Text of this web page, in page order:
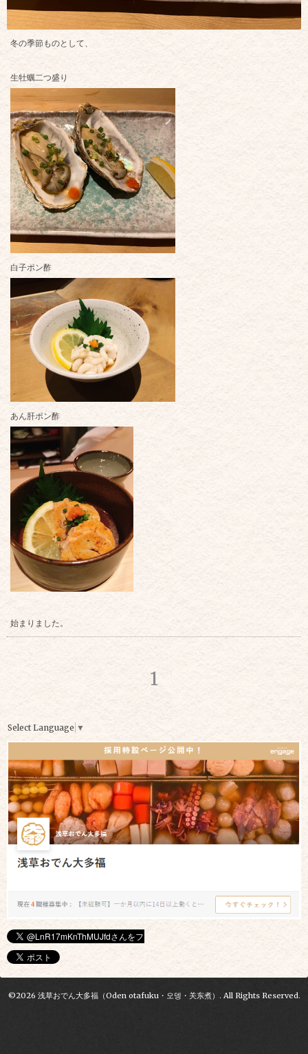
冬の季節ものとして、
生牡蠣二つ盛り
白子ポン酢
あん肝ポン酢
始まりました。
1
Select Language ▼
©2026 浅草おでん大多福（Oden otafuku・오뎅・关东煮） . All Rights Reserved.